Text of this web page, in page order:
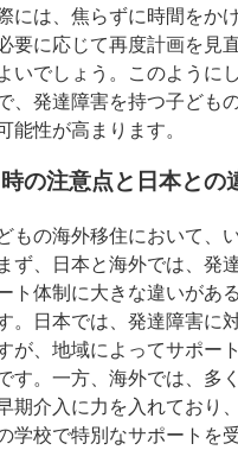
には、焦らずに時間をか
要に応じて再度計画を見
いでしょう。このように
、発達障害を持つ子ども
能性が高まります。
の注意点と日本との
もの海外移住において、
ず、日本と海外では、発
ト体制に大きな違いがあ
。日本では、発達障害に
が、地域によってサポー
す。一方、海外では、多
期介入に力を入れており
学校で特別なサポートを